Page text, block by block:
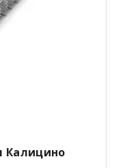
Калицино